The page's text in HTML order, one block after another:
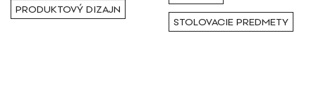
PRODUKTOVÝ DIZAJN
STOLOVACIE PREDMETY